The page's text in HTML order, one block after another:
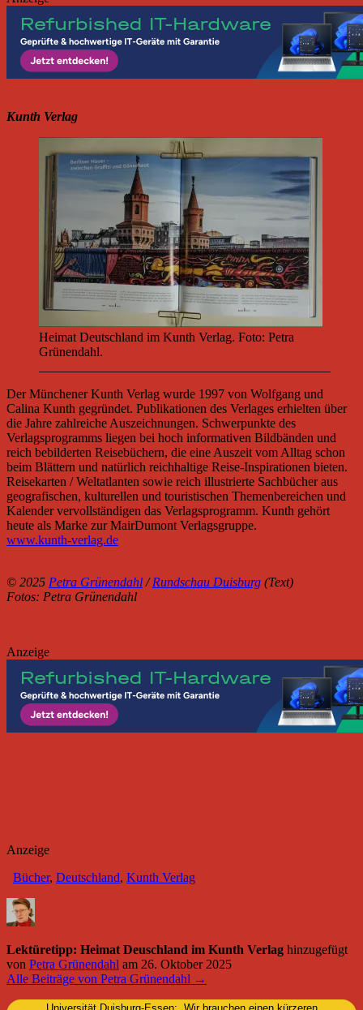
Kunth Verlag
Heimat Deutschland im Kunth Verlag. Foto: Petra
Grünendahl.
Der Münchener Kunth Verlag wurde 1997 von Wolfgang und
Calina Kunth gegründet. Publikationen des Verlages erhielten über
die Jahre zahlreiche Auszeichnungen. Schwerpunkte des
Verlagsprogramms liegen bei hoch informativen Bildbänden und
reich bebilderten Reisebüchern, die eine Auszeit vom Alltag schon
beim Blättern und natürlich reichhaltige Reise-Inspirationen bieten.
Reisekarten / Weltatlanten sowie reich illustrierte Sachbücher aus
geografischen, kulturellen und touristischen Themenbereichen und
Kalender vervollständigen das Verlagsprogramm. Kunth gehört
heute als Marke zur MairDumont Verlagsgruppe.
www.kunth-verlag.de
© 2025 Petra Grünendahl/Rundschau Duisburg (Text)
Fotos: Petra Grünendahl
Anzeige
Anzeige
Bücher, Deutschland, Kunth Verlag
Lektüretipp: Heimat Deuschland im Kunth Verlag hinzugefügt
von Petra Grünendahl am 26. Oktober 2025
Alle Beiträge von Petra Grünendahl →